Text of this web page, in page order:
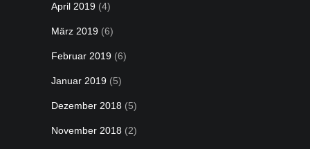
April 2019 (4)
März 2019 (6)
Februar 2019 (6)
Januar 2019 (5)
Dezember 2018 (5)
November 2018 (2)